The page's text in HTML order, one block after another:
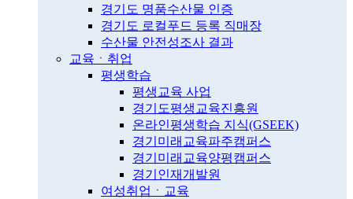
경기도 명품수산물 인증
경기도 로컬푸드 등록 직매장
수산물 안전성조사 결과
교육ㆍ취업
평생학습
평생교육 사업
경기도평생교육진흥원
온라인평생학습 지식(GSEEK)
경기미래교육파주캠퍼스
경기미래교육양평캠퍼스
경기인재개발원
여성취업ㆍ교육